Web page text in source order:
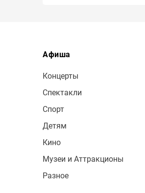
Афиша
Концерты
Спектакли
Спорт
Детям
Кино
Музеи и Аттракционы
Разное